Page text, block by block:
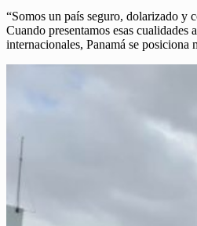
“Somos un país seguro, dolarizado y
Cuando presentamos esas cualidades
internacionales, Panamá se posiciona